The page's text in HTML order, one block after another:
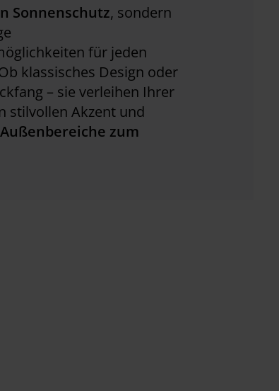
Sonnenschutz, sondern
für jeden
klassisches Design oder
– sie verleihen Ihrer
stilvollen Akzent und
Außenbereiche zum